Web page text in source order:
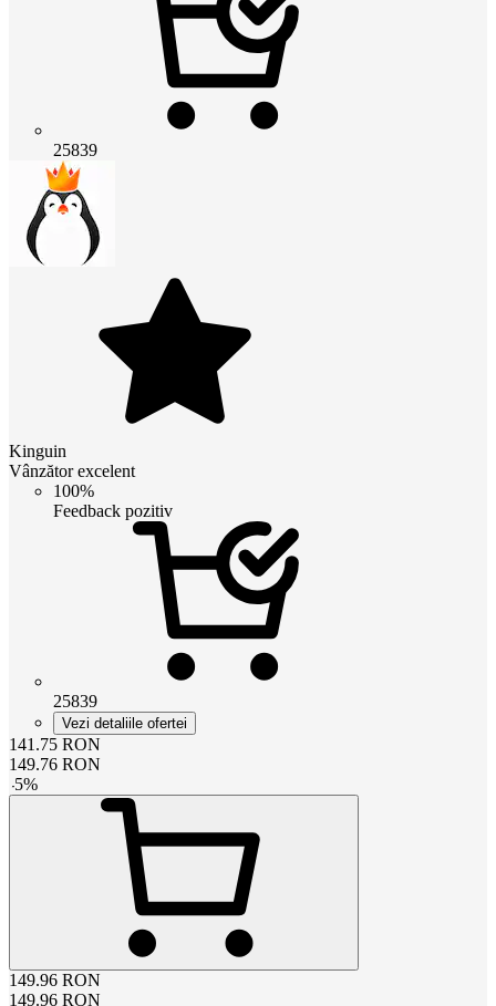
25839
Kinguin
Vânzător excelent
100%
Feedback pozitiv
25839
Vezi detaliile ofertei
141.75 RON
149.76 RON
-5%
149.96 RON
149.96 RON